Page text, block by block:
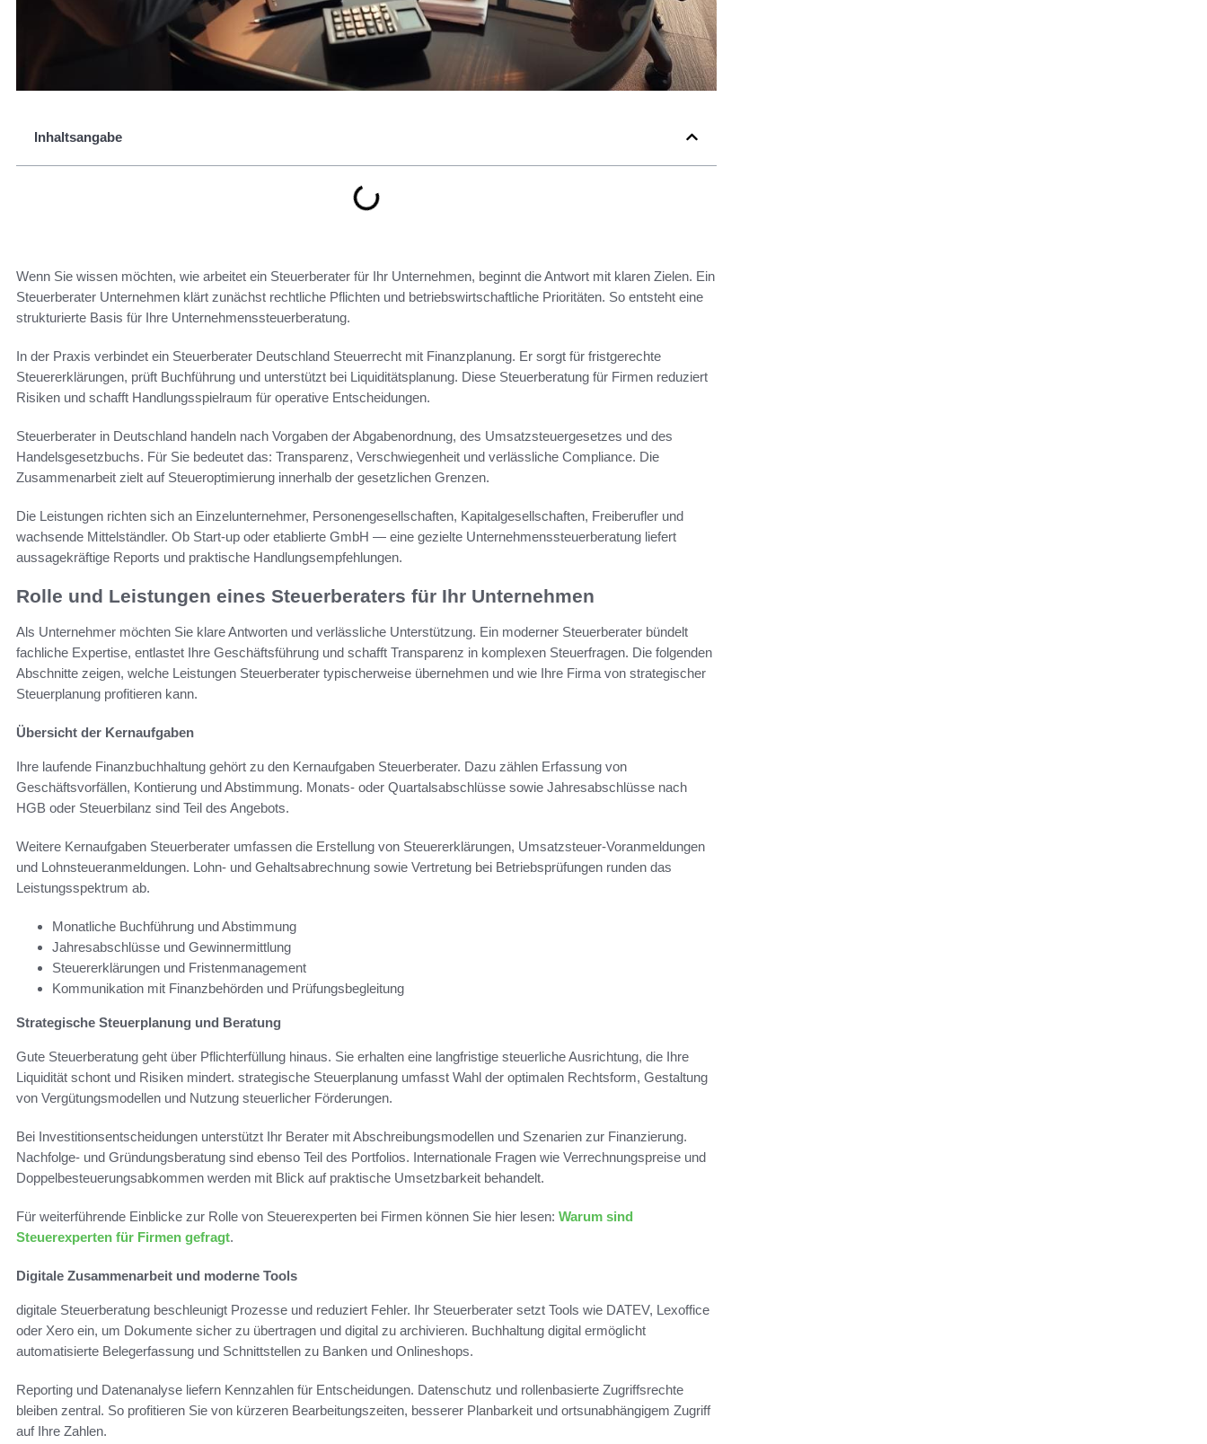
Inhaltsangabe
Wenn Sie wissen möchten, wie arbeitet ein Steuerberater für Ihr Unternehmen, beginnt die Antwort mit klaren Zielen. Ein
Steuerberater Unternehmen klärt zunächst rechtliche Pflichten und betriebswirtschaftliche Prioritäten. So entsteht eine
strukturierte Basis für Ihre Unternehmenssteuerberatung.
In der Praxis verbindet ein Steuerberater Deutschland Steuerrecht mit Finanzplanung. Er sorgt für fristgerechte
Steuererklärungen, prüft Buchführung und unterstützt bei Liquiditätsplanung. Diese Steuerberatung für Firmen reduziert
Risiken und schafft Handlungsspielraum für operative Entscheidungen.
Steuerberater in Deutschland handeln nach Vorgaben der Abgabenordnung, des Umsatzsteuergesetzes und des
Handelsgesetzbuchs. Für Sie bedeutet das: Transparenz, Verschwiegenheit und verlässliche Compliance. Die
Zusammenarbeit zielt auf Steueroptimierung innerhalb der gesetzlichen Grenzen.
Die Leistungen richten sich an Einzelunternehmer, Personengesellschaften, Kapitalgesellschaften, Freiberufler und
wachsende Mittelständler. Ob Start-up oder etablierte GmbH — eine gezielte Unternehmenssteuerberatung liefert
aussagekräftige Reports und praktische Handlungsempfehlungen.
Rolle und Leistungen eines Steuerberaters für Ihr Unternehmen
Als Unternehmer möchten Sie klare Antworten und verlässliche Unterstützung. Ein moderner Steuerberater bündelt
fachliche Expertise, entlastet Ihre Geschäftsführung und schafft Transparenz in komplexen Steuerfragen. Die folgenden
Abschnitte zeigen, welche Leistungen Steuerberater typischerweise übernehmen und wie Ihre Firma von strategischer
Steuerplanung profitieren kann.
Übersicht der Kernaufgaben
Ihre laufende Finanzbuchhaltung gehört zu den Kernaufgaben Steuerberater. Dazu zählen Erfassung von
Geschäftsvorfällen, Kontierung und Abstimmung. Monats- oder Quartalsabschlüsse sowie Jahresabschlüsse nach
HGB oder Steuerbilanz sind Teil des Angebots.
Weitere Kernaufgaben Steuerberater umfassen die Erstellung von Steuererklärungen, Umsatzsteuer-Voranmeldungen
und Lohnsteueranmeldungen. Lohn- und Gehaltsabrechnung sowie Vertretung bei Betriebsprüfungen runden das
Leistungsspektrum ab.
Monatliche Buchführung und Abstimmung
Jahresabschlüsse und Gewinnermittlung
Steuererklärungen und Fristenmanagement
Kommunikation mit Finanzbehörden und Prüfungsbegleitung
Strategische Steuerplanung und Beratung
Gute Steuerberatung geht über Pflichterfüllung hinaus. Sie erhalten eine langfristige steuerliche Ausrichtung, die Ihre
Liquidität schont und Risiken mindert. strategische Steuerplanung umfasst Wahl der optimalen Rechtsform, Gestaltung
von Vergütungsmodellen und Nutzung steuerlicher Förderungen.
Bei Investitionsentscheidungen unterstützt Ihr Berater mit Abschreibungsmodellen und Szenarien zur Finanzierung.
Nachfolge- und Gründungsberatung sind ebenso Teil des Portfolios. Internationale Fragen wie Verrechnungspreise und
Doppelbesteuerungsabkommen werden mit Blick auf praktische Umsetzbarkeit behandelt.
Für weiterführende Einblicke zur Rolle von Steuerexperten bei Firmen können Sie hier lesen: Warum sind
Steuerexperten für Firmen gefragt.
Digitale Zusammenarbeit und moderne Tools
digitale Steuerberatung beschleunigt Prozesse und reduziert Fehler. Ihr Steuerberater setzt Tools wie DATEV, Lexoffice
oder Xero ein, um Dokumente sicher zu übertragen und digital zu archivieren. Buchhaltung digital ermöglicht
automatisierte Belegerfassung und Schnittstellen zu Banken und Onlineshops.
Reporting und Datenanalyse liefern Kennzahlen für Entscheidungen. Datenschutz und rollenbasierte Zugriffsrechte
bleiben zentral. So profitieren Sie von kürzeren Bearbeitungszeiten, besserer Planbarkeit und ortsunabhängigem Zugriff
auf Ihre Zahlen.